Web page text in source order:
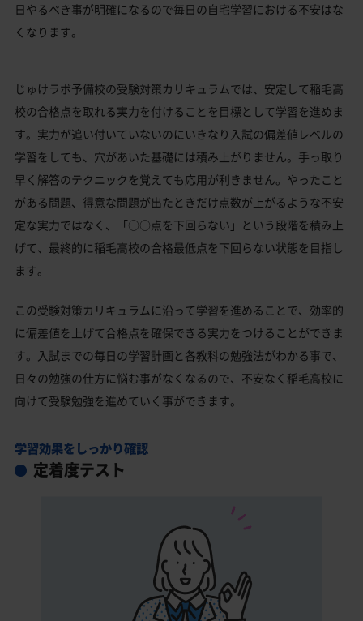
日やるべき事が明確になるので毎日の自宅学習における不安はな
くなります。
じゅけラボ予備校の受験対策カリキュラムでは、安定して稲毛高
校の合格点を取れる実力を付けることを目標として学習を進めま
す。実力が追い付いていないのにいきなり入試の偏差値レベルの
学習をしても、穴があいた基礎には積み上がりません。手っ取り
早く解答のテクニックを覚えても応用が利きません。やったこと
がある問題、得意な問題が出たときだけ点数が上がるような不安
定な実力ではなく、「○○点を下回らない」という段階を積み上
げて、最終的に稲毛高校の合格最低点を下回らない状態を目指し
ます。
この受験対策カリキュラムに沿って学習を進めることで、効率的
に偏差値を上げて合格点を確保できる実力をつけることができま
す。入試までの毎日の学習計画と各教科の勉強法がわかる事で、
日々の勉強の仕方に悩む事がなくなるので、不安なく稲毛高校に
向けて受験勉強を進めていく事ができます。
学習効果をしっかり確認
定着度テスト